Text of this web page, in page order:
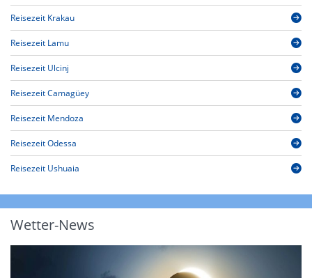
Reisezeit Krakau
Reisezeit Lamu
Reisezeit Ulcinj
Reisezeit Camagüey
Reisezeit Mendoza
Reisezeit Odessa
Reisezeit Ushuaia
Wetter-News